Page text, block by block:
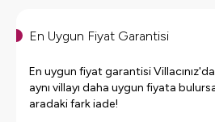
En Uygun Fiyat Garantisi
En uygun fiyat garantisi
aynı villayı daha uygun fiyata
aradaki fark iade!